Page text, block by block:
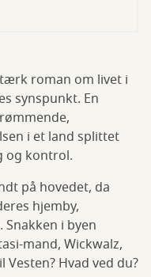
roman om livet i
synspunkt. En
i et land splittet
og kontrol.
på hovedet, da
hjemby,
i byen
mand, Wickwalz,
Hvad ved du?